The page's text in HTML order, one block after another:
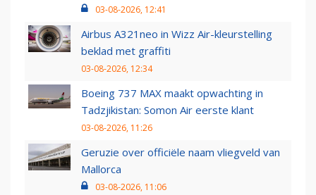
03-08-2026, 12:41
Airbus A321neo in Wizz Air-kleurstelling
beklad met graffiti
03-08-2026, 12:34
Boeing 737 MAX maakt opwachting in
Tadzjikistan: Somon Air eerste klant
03-08-2026, 11:26
Geruzie over officiële naam vliegveld van
Mallorca
03-08-2026, 11:06